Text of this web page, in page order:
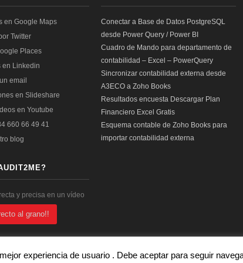
y precisa en un vídeo
al grano!!
Conectar a Base de Datos PostgreSQL
desde Power Query / Power BI
Cuadro de Mando para departamento de
contabilidad – Excel – PowerQuery
Sincronizar contabilidad externa desde
A3ECO a Zoho Books
Resultados encuesta Descargar Plan
Financiero Excel Gratis
Esquema contable de Zoho Books para
importar contabilidad externa
experiencia de usuario . Debe aceptar para seguir